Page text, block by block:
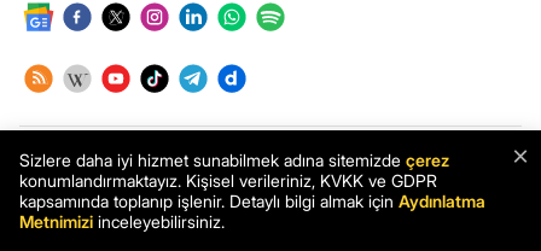
UYGULAMAMIZI İNDİRİN ×
Sizlere daha iyi hizmet sunabilmek adına sitemizde çerez
konumlandırmaktayız. Kişisel verileriniz, KVKK ve GDPR
kapsamında toplanıp işlenir. Detaylı bilgi almak için Aydınlatma
Metnimizi inceleyebilirsiniz.